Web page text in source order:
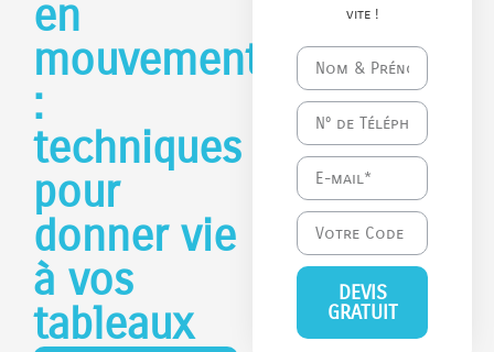
en
mouvement
:
techniques
pour
donner vie
à vos
tableaux
vite !
DEVIS
GRATUIT